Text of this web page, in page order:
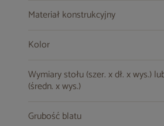
Materiał konstrukcyjny
Kolor
Wymiary stołu (szer. x dł. x wys.)
(średn. x wys.)
Grubość blatu